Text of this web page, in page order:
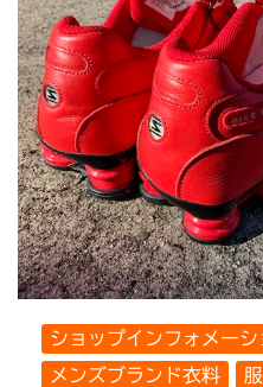
ショップインフォメーシ
メンズブランド衣料